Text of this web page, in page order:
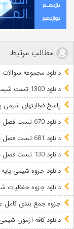
دانلود جزوه کل کتاب
نکات مهم شیمی دهم
یادگیری نکات کنکوری شیمی
مطالب مرتبط
دانلود مجموعه
دانلود 1300 تست شیمی پایه دوازدهم با پاسخ تشریحی
پاسخ فعالیتهای شیمی
دانلود 670 تست فصل به فصل شیمی پایه دهم با پاسخ تشریحی
دانلود 681 تست فصل به فصل شیمی پایه یازدهم با پاسخ تشریحی
دانلود 130 تست فصل به فصل جمعبندی شیمی پایه یازدهم
دانلود جزوه شیمی
دانلود جزوه حفظیات
جزوه جمع بندی کامل
دانلود کافه آزمون